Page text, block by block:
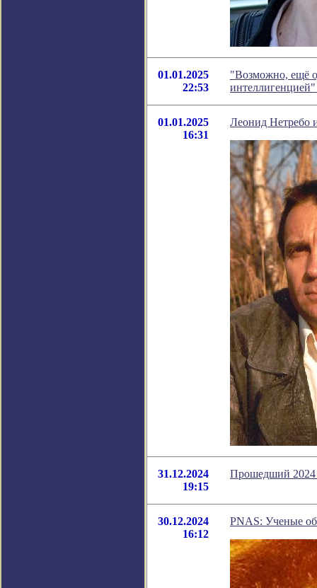
01.01.2025
22:53
"Возможно, ещё
01.01.2025
16:31
Леонид Нетребо
31.12.2024
19:15
Прошедший 2024
30.12.2024
16:12
PNAS: Ученые